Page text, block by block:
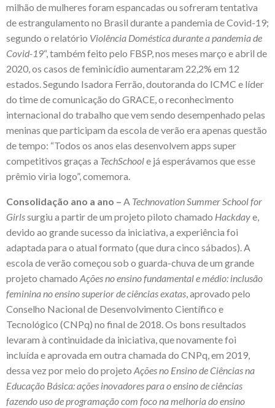
milhão de mulheres foram espancadas ou sofreram tentativa
de estrangulamento no Brasil durante a pandemia de Covid-19;
segundo o relatório Violência Doméstica durante a pandemia de
Covid-19“, também feito pelo FBSP, nos meses março e abril de
2020, os casos de feminicídio aumentaram 22,2% em 12
estados. Segundo Isadora Ferrão, doutoranda do ICMC e líder
do time de comunicação do GRACE, o reconhecimento
internacional do trabalho que vem sendo desempenhado pelas
meninas que participam da escola de verão era apenas questão
de tempo: “Todos os anos elas desenvolvem apps super
competitivos graças a TechSchoole já esperávamos que esse
prêmio viria logo”, comemora.
Consolidação ano a ano – A Technovation Summer School for
Girlssurgiu a partir de um projeto piloto chamado Hackdaye,
devido ao grande sucesso da iniciativa, a experiência foi
adaptada para o atual formato (que dura cinco sábados). A
escola de verão começou sob o guarda-chuva de um grande
projeto chamado Ações no ensino fundamental e médio: inclusão
feminina no ensino superior de ciências exatas, aprovado pelo
Conselho Nacional de Desenvolvimento Científico e
Tecnológico (CNPq) no final de 2018. Os bons resultados
levaram à continuidade da iniciativa, que novamente foi
incluída e aprovada em outra chamada do CNPq, em 2019,
dessa vez por meio do projeto Ações no Ensino de Ciências na
Educação Básica: ações inovadores para o ensino de ciências
fazendo uso de programação com foco na melhoria do ensino